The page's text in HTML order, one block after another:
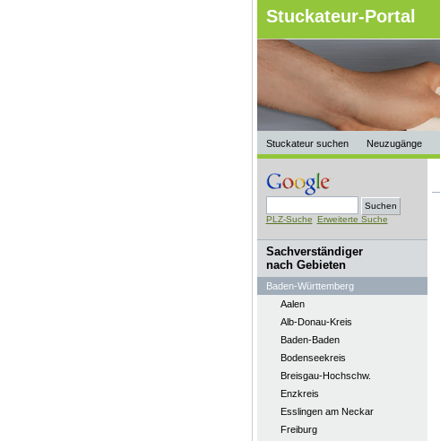
Stuckateur-Portal
Stuckateur suchen Neuzugänge
PLZ-Suche Erweiterte Suche
Sachverständiger
nach Gebieten
Baden-Württemberg
Aalen
Alb-Donau-Kreis
Baden-Baden
Bodenseekreis
Breisgau-Hochschw.
Enzkreis
Esslingen am Neckar
Freiburg